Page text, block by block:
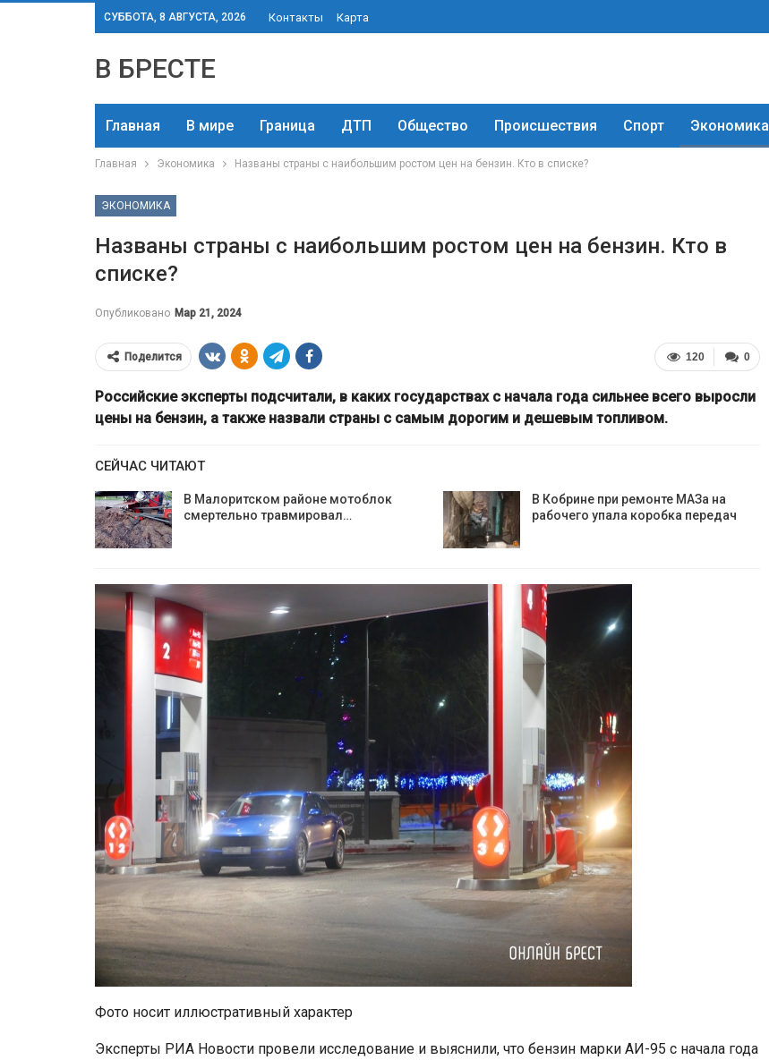
СУББОТА, 8 АВГУСТА, 2026 Контакты Карта
В БРЕСТЕ
Главная В мире Граница ДТП Общество Происшествия Спорт Экономика
Главная Экономика Названы страны с наибольшим ростом цен на бензин. Кто в списке?
ЭКОНОМИКА
Названы страны с наибольшим ростом цен на бензин. Кто в
списке?
Опубликовано Мар 21, 2024
0
120
Поделится
Российские эксперты подсчитали, в каких государствах с начала года сильнее всего выросли
цены на бензин, а также назвали страны с самым дорогим и дешевым топливом.
СЕЙЧАС ЧИТАЮТ
В Малоритском районе мотоблок
смертельно травмировал…
В Кобрине при ремонте МАЗа на
рабочего упала коробка передач
Фото носит иллюстративный характер
Эксперты РИА Новости провели исследование и выяснили, что бензин марки АИ-95 с начала года